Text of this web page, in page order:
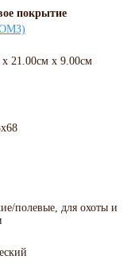
покрытие
x 21.00см x 9.00см
полевые, для охоты и